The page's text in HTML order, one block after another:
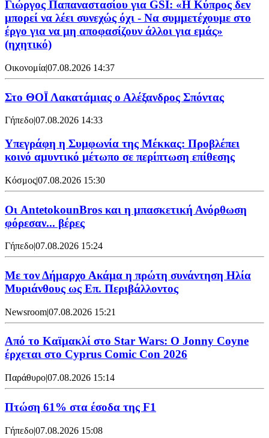
Γιώργος Παπαναστασίου για GSI: «Η Κύπρος δεν
μπορεί να λέει συνεχώς όχι - Να συμμετέχουμε στο
έργο για να μη αποφασίζουν άλλοι για εμάς»
(ηχητικό)
Οικονομία|07.08.2026 14:37
Στο ΘΟΪ Λακατάμιας ο Αλέξανδρος Σπόντας
Γήπεδο|07.08.2026 14:33
Υπεγράφη η Συμφωνία της Μέκκας: Προβλέπει
κοινό αμυντικό μέτωπο σε περίπτωση επίθεσης
Κόσμος|07.08.2026 15:30
Oι AntetokounBros και η μπασκετική Ανόρθωση
φόρεσαν... βέρες
Γήπεδο|07.08.2026 15:24
Με τον Δήμαρχο Ακάμα η πρώτη συνάντηση Ηλία
Μυριάνθους ως Επ. Περιβάλλοντος
Newsroom|07.08.2026 15:21
Από το Καϊμακλί στο Star Wars: Ο Jonny Coyne
έρχεται στο Cyprus Comic Con 2026
Παράθυρο|07.08.2026 15:14
Πτώση 61% στα έσοδα της F1
Γήπεδο|07.08.2026 15:08